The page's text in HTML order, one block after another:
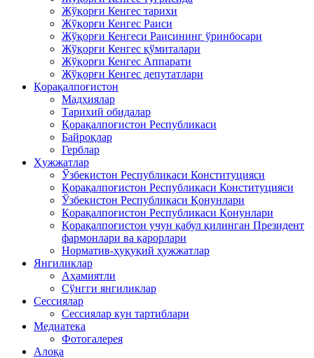
Жўқорғи Кенгес тарихи
Жўқорғи Кенгес Раиси
Жўқорғи Кенгеси Раисининг ўринбосари
Жўқорғи Кенгес қўмиталари
Жўқорғи Кенгес Аппарати
Жўқорғи Кенгес депутатлари
Қорақалпоғистон
Мадҳиялар
Тарихий обидалар
Қорақалпоғистон Республикаси
Байроқлар
Герблар
Ҳужжатлар
Ўзбекистон Республикаси Конституцияси
Қорақалпоғистон Республикаси Конституцияси
Ўзбекистон Республикаси Қонунлари
Қорақалпоғистон Республикаси Қонунлари
Қорақалпоғистон учун қабул қилинган Президент
фармонлари ва қарорлари
Норматив-ҳуқуқий ҳужжатлар
Янгиликлар
Аҳамиятли
Сўнгги янгиликлар
Сессиялар
Сессиялар кун тартиблари
Медиатека
Фотогалерея
Алоқа